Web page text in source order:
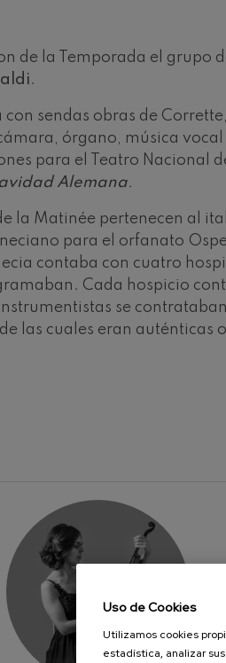
de la Temporada el
.
con sendas obras de
órgano, música
para el Teatro Nacional
Alemana.
la Matinée pertenecen al
para el orfanato
contaba con cuatro
Cada hospicio
se
las cuales eran
Johannes Brahms:
Antonin Dvorak: Sinfonía
Antonin Dvorak
Johannes Brahms:
Ludwig van Beethoven:
Ludwig van Beethoven
Wolfgang Amadeus
violín nº5
Wolfgang Amadeus
Franz Schubert: Sinfonía
Franz Schubert
clarinete
Wolfgang Amadeus Mozart
Uso de Cookies
Utilizamos cookies
estadística, analizar